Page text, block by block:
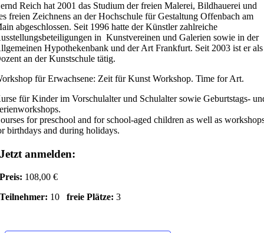
Reich hat 2001 das Studium der freien Malerei, Bildhauerei und
freien Zeichnens an der Hochschule für Gestaltung Offenbach am
abgeschlossen. Seit 1996 hatte der Künstler zahlreiche
in Kunstvereinen und Galerien sowie in der
Hypothekenbank und der Art Frankfurt. Seit 2003 ist er als
an der Kunstschule tätig.
für Erwachsene: Zeit für Kunst Workshop. Time for Art.
für Kinder im Vorschulalter und Schulalter sowie Geburtstags-
for preschool and for school-aged children as well as
birthdays and during holidays.
Jetzt anmelden:
Preis: 108,00 €
Teilnehmer: 10freie Plätze: 3